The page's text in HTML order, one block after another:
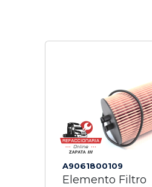
A9061800109
Elemento Filtro